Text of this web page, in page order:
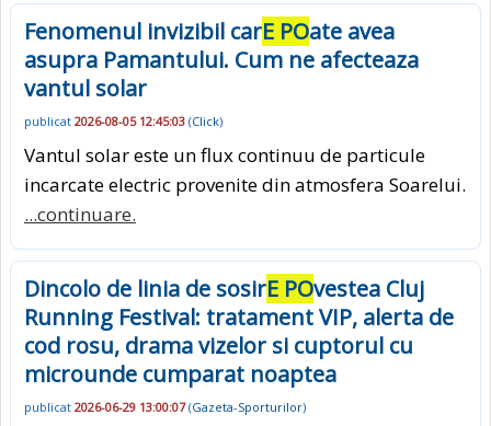
Fenomenul invizibil carE POate avea
asupra Pamantului. Cum ne afecteaza
vantul solar
publicat 2026-08-05 12:45:03 (Click)
Vantul solar este un flux continuu de particule
incarcate electric provenite din atmosfera Soarelui.
...continuare.
Dincolo de linia de sosirE POvestea Cluj
Running Festival: tratament VIP, alerta de
cod rosu, drama vizelor si cuptorul cu
microunde cumparat noaptea
publicat 2026-06-29 13:00:07(Gazeta-Sporturilor)